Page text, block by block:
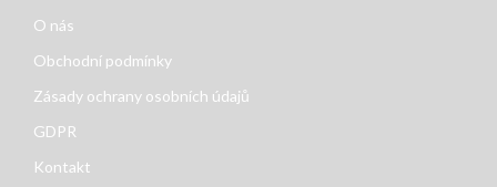
O nás
Obchodní podmínky
Zásady ochrany osobních údajů
GDPR
Kontakt